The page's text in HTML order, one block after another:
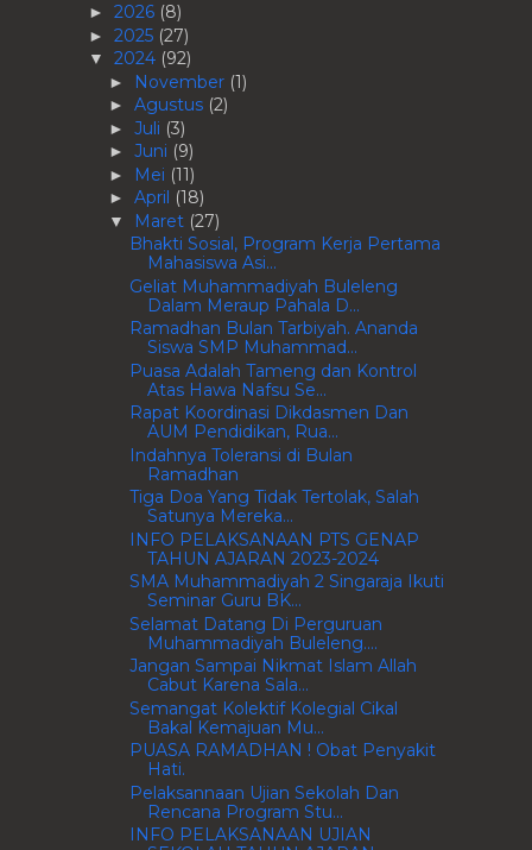
► 2026 (8)
► 2025 (27)
▼ 2024 (92)
► November (1)
► Agustus (2)
► Juli (3)
► Juni (9)
► Mei (11)
► April (18)
▼ Maret (27)
Bhakti Sosial, Program Kerja Pertama
Mahasiswa Asi...
Geliat Muhammadiyah Buleleng
Dalam Meraup Pahala D...
Ramadhan Bulan Tarbiyah. Ananda
Siswa SMP Muhammad...
Puasa Adalah Tameng dan Kontrol
Atas Hawa Nafsu Se...
Rapat Koordinasi Dikdasmen Dan
AUM Pendidikan, Rua...
Indahnya Toleransi di Bulan
Ramadhan
Tiga Doa Yang Tidak Tertolak, Salah
Satunya Mereka...
INFO PELAKSANAAN PTS GENAP
TAHUN AJARAN 2023-2024
SMA Muhammadiyah 2 Singaraja Ikuti
Seminar Guru BK...
Selamat Datang Di Perguruan
Muhammadiyah Buleleng....
Jangan Sampai Nikmat Islam Allah
Cabut Karena Sala...
Semangat Kolektif Kolegial Cikal
Bakal Kemajuan Mu...
PUASA RAMADHAN ! Obat Penyakit
Hati.
Pelaksannaan Ujian Sekolah Dan
Rencana Program Stu...
INFO PELAKSANAAN UJIAN